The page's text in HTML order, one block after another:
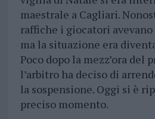
maestrale a Cagliari.
raffiche i giocatori avevano
ma la situazione era
Poco dopo la mezz’ora del
l’arbitro ha deciso di
la sospensione. Oggi si è
preciso momento.